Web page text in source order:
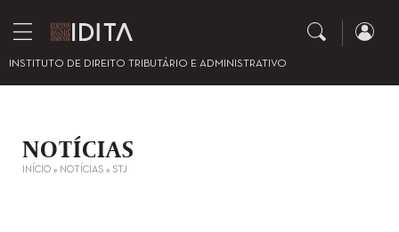
INSTITUTO DE DIREITO TRIBUTÁRIO E ADMINISTRATIVO
NOTÍCIAS
INÍCIO » NOTÍCIAS » STJ